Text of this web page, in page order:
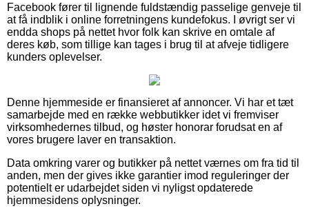
Facebook fører til lignende fuldstændig passelige genveje til
at få indblik i online forretningens kundefokus. I øvrigt ser vi
endda shops på nettet hvor folk kan skrive en omtale af
deres køb, som tillige kan tages i brug til at afveje tidligere
kunders oplevelser.
Denne hjemmeside er finansieret af annoncer. Vi har et tæt
samarbejde med en række webbutikker idet vi fremviser
virksomhedernes tilbud, og høster honorar forudsat en af
vores brugere laver en transaktion.
Data omkring varer og butikker på nettet værnes om fra tid til
anden, men der gives ikke garantier imod reguleringer der
potentielt er udarbejdet siden vi nyligst opdaterede
hjemmesidens oplysninger.